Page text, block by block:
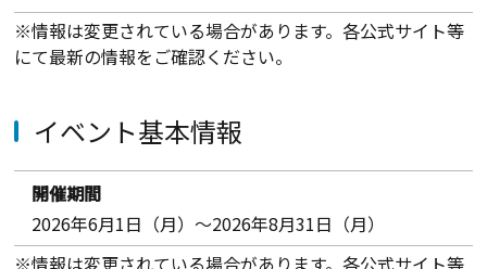
※情報は変更されている場合があります。各公式サイト等
にて最新の情報をご確認ください。
イベント基本情報
開催期間
2026年6月1日（月）～2026年8月31日（月）
※情報は変更されている場合があります。各公式サイト等